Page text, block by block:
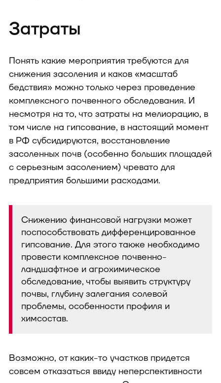
Затраты
Понять какие мероприятия требуются для
снижения засоления и каков «масштаб
бедствия» можно только через проведение
комплексного почвенного обследования. И
несмотря на то, что затраты на мелиорацию, в
том числе на гипсование, в настоящий момент
в РФ субсидируются, восстановление
засоленных почв (особенно больших площадей
с серьезным засолением) чревато для
предприятия большими расходами.
Снижению финансовой нагрузки может
поспособствовать дифференцированное
гипсование. Для этого также необходимо
провести комплексное почвенно-
ландшафтное и агрохимическое
обследование, чтобы выявить структуру
почвы, глубину залегания солевой
проблемы, особенности профиля и
химсостав.
Возможно, от каких-то участков придется
совсем отказаться ввиду неперспективности